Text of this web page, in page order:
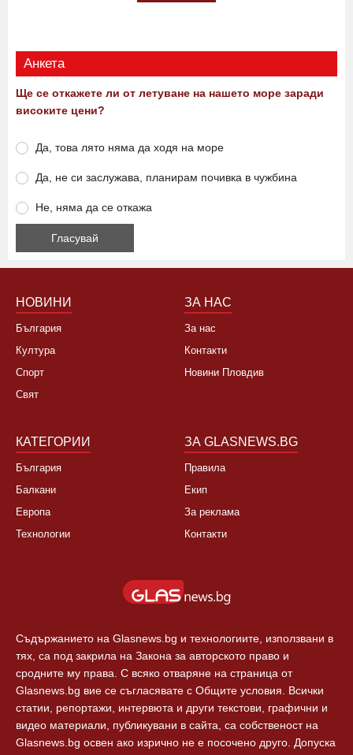
Анкета
Ще се откажете ли от летуване на нашето море заради
високите цени?
Да, това лято няма да ходя на море
Да, не си заслужава, планирам почивка в чужбина
Не, няма да се откажа
НОВИНИ
България
Култура
Спорт
Свят
ЗА НАС
За нас
Контакти
Новини Пловдив
КАТЕГОРИИ
България
Балкани
Европа
Технологии
ЗА GLASNEWS.BG
Правила
Екип
За реклама
Контакти
Съдържанието на Glasnews.bg и технологиите, използвани в
тях, са под закрила на Закона за авторското право и
сродните му права. С всяко отваряне на страница от
Glasnews.bg вие се съгласявате с Общите условия. Всички
статии, репортажи, интервюта и други текстови, графични и
видео материали, публикувани в сайта, са собственост на
Glasnews.bg освен ако изрично не е посочено друго. Допуска